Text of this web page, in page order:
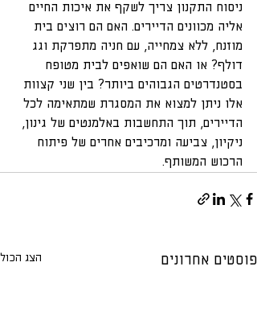
ניסוח התקנון צריך לשקף את איכות החיים
אליה מכוונים הדיירים. האם הם רוצים בית
מוזנח, ללא צמחייה, עם חניה מתפרקת וגג
דולף? או האם הם שואפים לבית מטופח
בסטנדרטים הגבוהים ביותר? בין שני קצוות
אלו ניתן למצוא את המסגרת שמתאימה לכל
הדיירים, תוך התחשבות באלמנטים של גינון,
ניקיון, צביעה ומרכיבים אחרים של פיתוח
הרכוש המשותף.
פוסטים אחרונים הצג הכול